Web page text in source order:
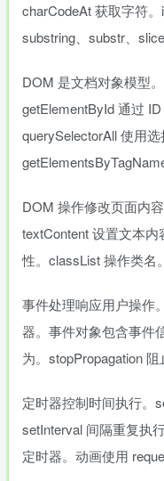
charCodeAt 获取字符。
substring、substr、
DOM 是文档对象模型
getElementById 通过 ID
querySelectorAll 使用
DOM 操作修改页面内
textContent 设置文本内
性。classList 操作类名
事件处理响应用户操作
器。事件对象包含事件
为。stopPropagation
定时器控制时间执行。
setInterval 间隔重复执
定时器。动画使用